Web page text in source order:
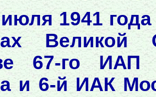
1941
Великой
67-го
и 6-й ИАК